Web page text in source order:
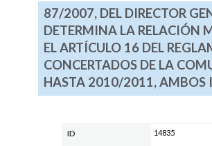
87/2007, DEL DIRECTOR
DETERMINA LA RELACIÓN
EL ARTÍCULO 16 DEL
CONCERTADOS DE LA
HASTA 2010/2011, AMBOS
ID 14835